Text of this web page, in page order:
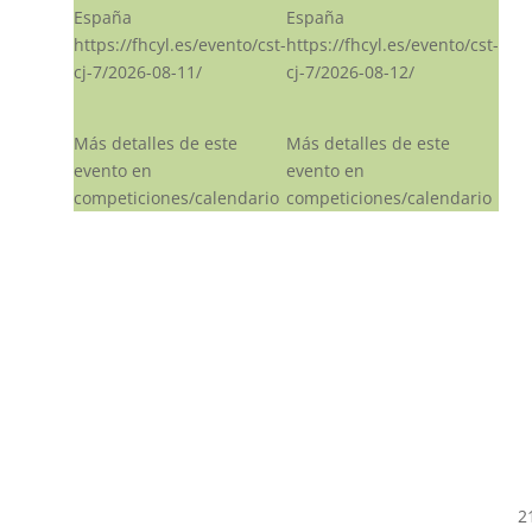
España
https://fhcyl.es/evento/cst-
cj-7/2026-08-11/
Más detalles de este
evento en
competiciones/calendario
España
https://fhcyl.es/evento/cst-
cj-7/2026-08-12/
Más detalles de este
evento en
competiciones/calendario